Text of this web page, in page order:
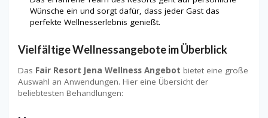
Wünsche ein und sorgt dafür, dass jeder Gast das
perfekte Wellnesserlebnis genießt.
Vielfältige Wellnessangebote im Überblick
Das Fair Resort Jena Wellness Angebot bietet eine große
Auswahl an Anwendungen. Hier eine Übersicht der
beliebtesten Behandlungen: